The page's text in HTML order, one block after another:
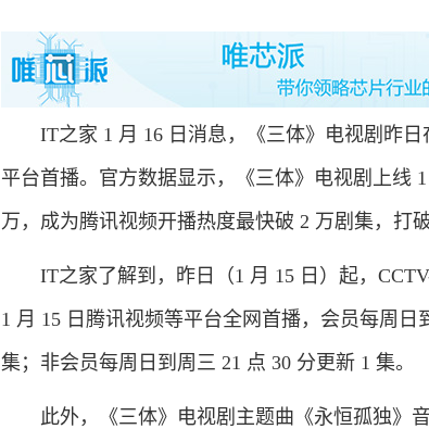
IT之家 1 月 16 日消息，《三体》电视剧昨日
平台首播。官方数据显示，《三体》电视剧上线
万，成为腾讯视频开播热度最快破 2 万剧集，打
IT之家了解到，昨日（1 月 15 日）起，CCTV-
1 月 15 日腾讯视频等平台全网首播，会员每周日
集；非会员每周日到周三 21 点 30 分更新 1 集。
此外，《三体》电视剧主题曲《永恒孤独》